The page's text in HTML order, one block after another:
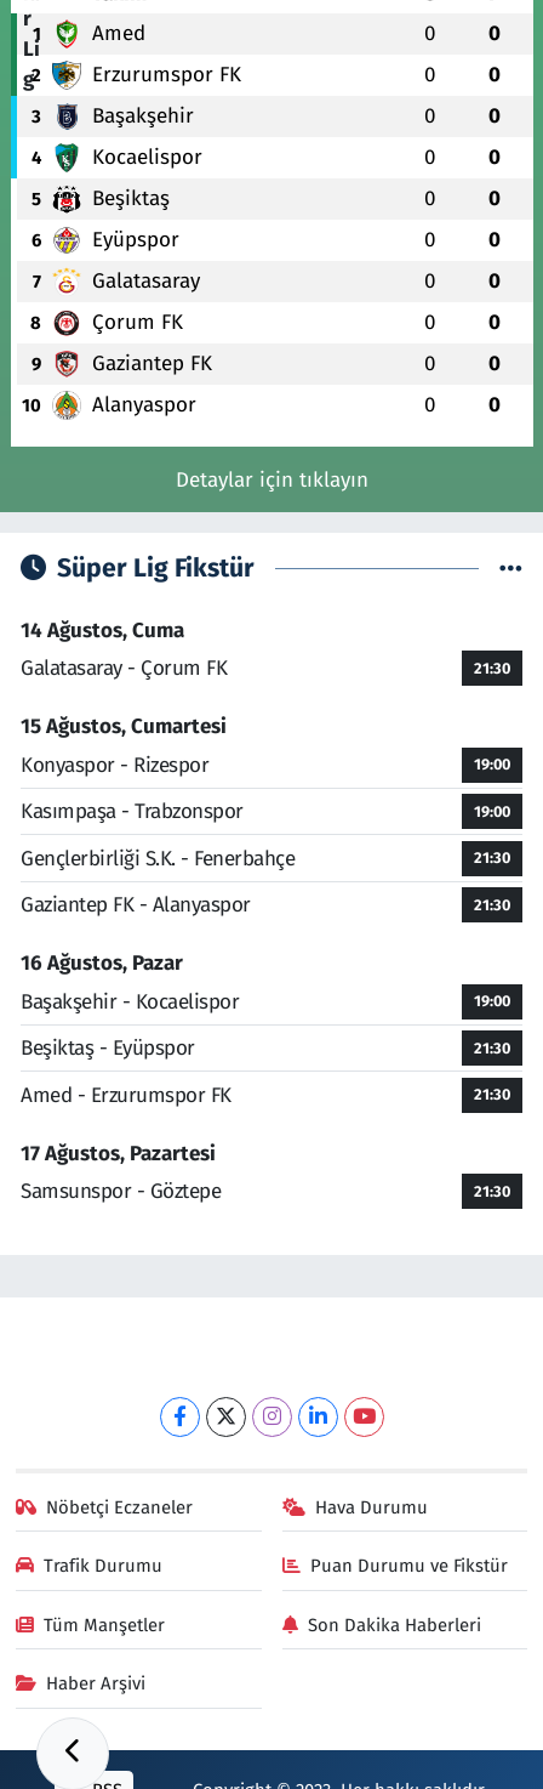
1 Amed 0 0
2 Erzurumspor FK 0 0
3 Başakşehir 0 0
4 Kocaelispor 0 0
5 Beşiktaş 0 0
6 Eyüpspor 0 0
7 Galatasaray 0 0
8 Çorum FK 0 0
9 Gaziantep FK 0 0
10 Alanyaspor 0 0
Detaylar için tıklayın
Süper Lig Fikstür
14 Ağustos, Cuma
Galatasaray - Çorum FK
21:30
15 Ağustos, Cumartesi
Konyaspor - Rizespor
19:00
Kasımpaşa - Trabzonspor 19:00
Gençlerbirliği S.K. - Fenerbahçe 21:30
Gaziantep FK - Alanyaspor 21:30
16 Ağustos, Pazar
Başakşehir - Kocaelispor
19:00
Beşiktaş - Eyüpspor 21:30
Amed - Erzurumspor FK 21:30
17 Ağustos, Pazartesi
Samsunspor - Göztepe
21:30
Nöbetçi Eczaneler Hava Durumu
Trafik Durumu Puan Durumu ve Fikstür
Tüm Manşetler Son Dakika Haberleri
Haber Arşivi